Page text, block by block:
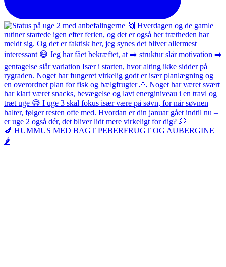
🍆 HUMMUS MED BAGT PEBERFRUGT OG AUBERGINE
🌶